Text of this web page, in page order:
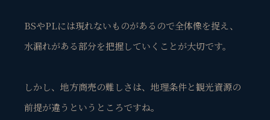
BSやPLには現れないものがあるので全体像を捉え、
水漏れがある部分を把握していくことが大切です。
しかし、地方商売の難しさは、地理条件と観光資源の
前提が違うというところですね。